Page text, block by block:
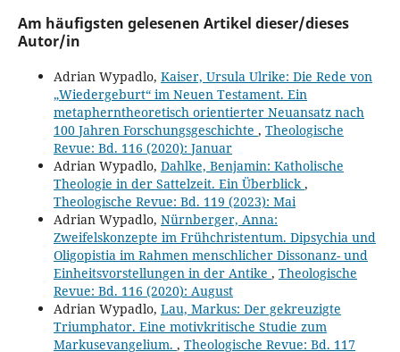
Am häufigsten gelesenen Artikel dieser/dieses
Autor/in
Adrian Wypadlo, Kaiser, Ursula Ulrike: Die Rede von
„Wiedergeburt“ im Neuen Testament. Ein
metapherntheoretisch orientierter Neuansatz nach
100 Jahren Forschungsgeschichte , Theologische
Revue: Bd. 116 (2020): Januar
Adrian Wypadlo, Dahlke, Benjamin: Katholische
Theologie in der Sattelzeit. Ein Überblick,
Theologische Revue: Bd. 119 (2023): Mai
Adrian Wypadlo, Nürnberger, Anna:
Zweifelskonzepte im Frühchristentum. Dipsychia und
Oligopistia im Rahmen menschlicher Dissonanz- und
Einheitsvorstellungen in der Antike , Theologische
Revue: Bd. 116 (2020): August
Adrian Wypadlo, Lau, Markus: Der gekreuzigte
Triumphator. Eine motivkritische Studie zum
Markusevangelium. , Theologische Revue: Bd. 117